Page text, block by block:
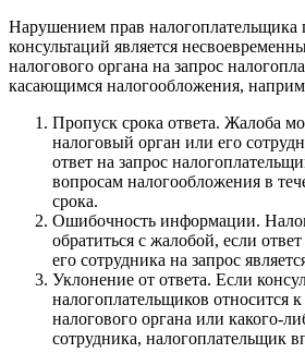
Нарушением прав налогоплательщика
консультаций является
налогового органа на запрос
касающимся налогообложения,
Пропуск срока ответа. Жалоба
налоговый орган или его
ответ на запрос
вопросам налогообложения в
срока.
Ошибочность информации.
обратиться с жалобой, если
его сотрудника на запрос
Уклонение от ответа. Если
налогоплательщиков относится
налогового органа или какого-
сотрудника, налогоплательщик